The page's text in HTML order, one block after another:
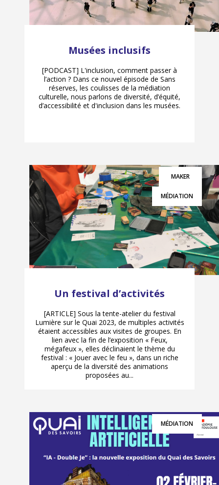
Musées inclusifs
[PODCAST] L'inclusion, comment passer à
l’action ? Dans ce nouvel épisode de Sans
réserves, les coulisses de la médiation
culturelle, nous parlons de diversité, d’équité,
d’accessibilité et d'inclusion dans les musées.
MAKER
MÉDIATION
Un festival d’activités
[ARTICLE] Sous la tente-atelier du festival
Lumière sur le Quai 2023, de multiples activités
étaient accessibles aux visites de groupes. En
lien avec la fin de l’exposition « Feux,
mégafeux », elles déclinaient le thème du
festival : « Jouer avec le feu », dans un riche
aperçu de la diversité des animations
proposées au...
MÉDIATION